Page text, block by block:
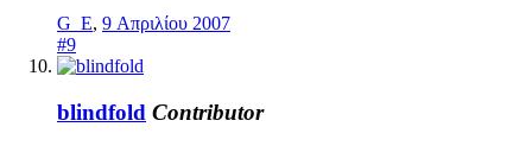
G_E, 9 Απριλίου 2007
#9
blindfold Contributor